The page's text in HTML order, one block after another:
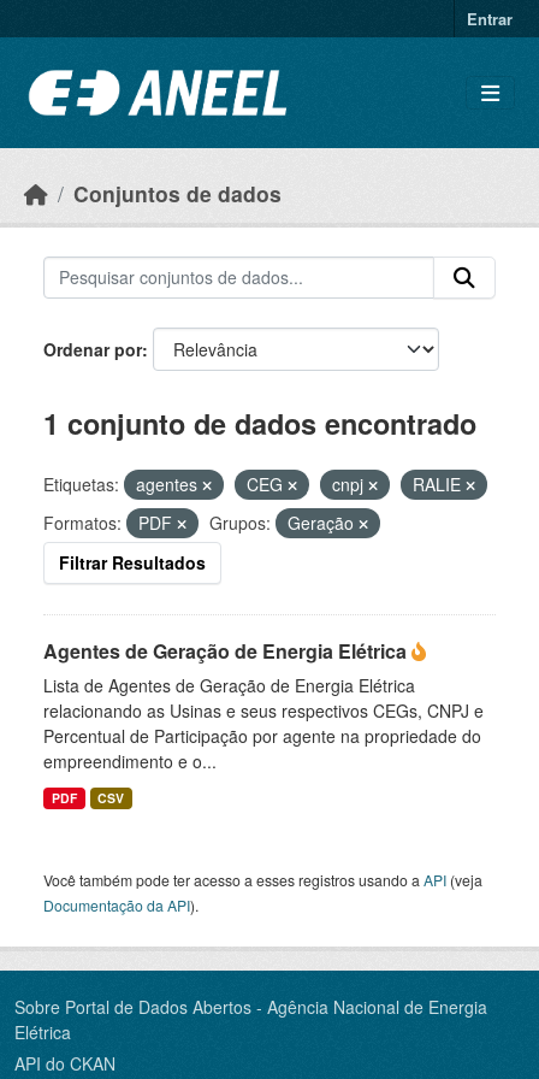
Entrar
Conjuntos de dados
Ordenar por
1 conjunto de dados encontrado
Etiquetas: agentes CEG cnpj
RALIE
Formatos:
PDF Grupos:
Geração
Filtrar Resultados
Agentes de Geração de Energia Elétrica
Lista de Agentes de Geração de Energia Elétrica
relacionando as Usinas e seus respectivos CEGs, CNPJ e
Percentual de Participação por agente na propriedade do
empreendimento e o...
PDF CSV
Você também pode ter acesso a esses registros usando a API (veja
Documentação da API).
Sobre Portal de Dados Abertos - Agência Nacional de Energia
Elétrica
API do CKAN